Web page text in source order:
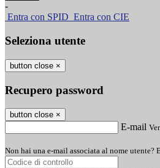
-
Entra con SPID Entra con CIE
Seleziona utente
button close ×
Recupero password
button close ×
E-mail
Non hai una e-mail associata al nome utente?